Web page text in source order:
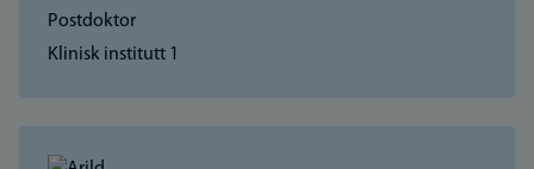
Postdoktor
Klinisk institutt 1